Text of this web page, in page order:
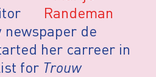
newspaper de
her carreer in
for Trouw